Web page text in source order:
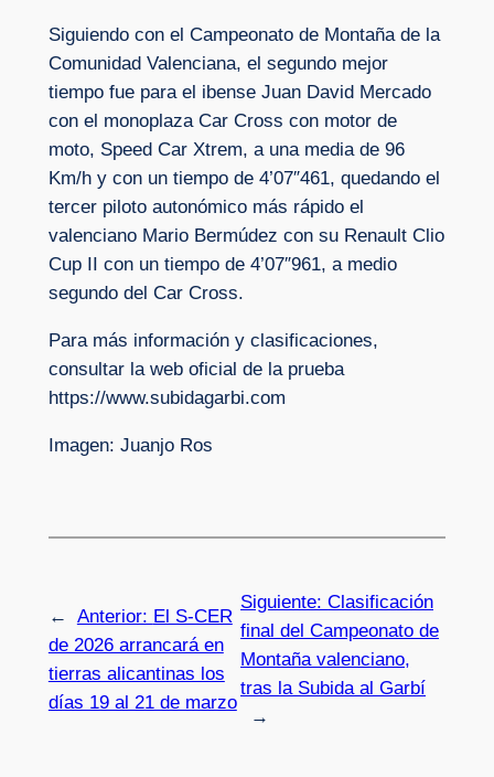
Siguiendo con el Campeonato de Montaña de la
Comunidad Valenciana, el segundo mejor
tiempo fue para el ibense Juan David Mercado
con el monoplaza Car Cross con motor de
moto, Speed Car Xtrem, a una media de 96
Km/h y con un tiempo de 4’07″461, quedando el
tercer piloto autonómico más rápido el
valenciano Mario Bermúdez con su Renault Clio
Cup II con un tiempo de 4’07″961, a medio
segundo del Car Cross.
Para más información y clasificaciones,
consultar la web oficial de la prueba
https://www.subidagarbi.com
Imagen: Juanjo Ros
← Anterior: El S-CER
de 2026 arrancará en
tierras alicantinas los
días 19 al 21 de marzo
Siguiente:Clasificación
final del Campeonato de
Montaña valenciano,
tras la Subida al Garbí
→